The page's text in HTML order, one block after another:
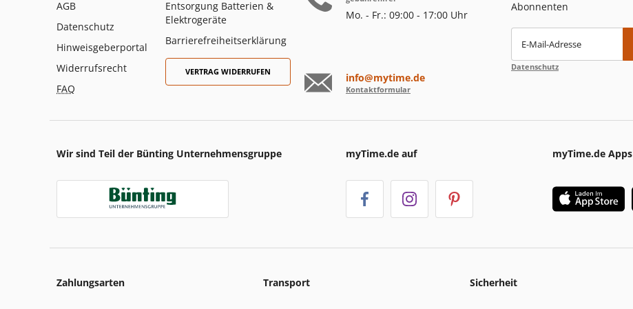
AGB
Datenschutz
Hinweisgeberportal
Widerrufsrecht
FAQ
Entsorgung Batterien &
Elektrogeräte
Barrierefreiheitserklärung
VERTRAG WIDERRUFEN
Mo. - Fr.: 09:00 - 17:00 Uhr
info@mytime.de
Kontaktformular
Abonnenten
E-Mail-Adresse
Datenschutz
Wir sind Teil der Bünting Unternehmensgruppe myTime.de auf myTime.de Apps
Zahlungsarten Transport Sicherheit